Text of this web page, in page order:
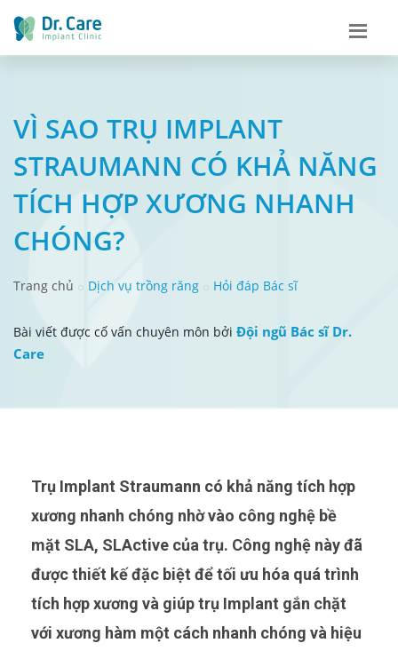
VÌ SAO TRỤ IMPLANT
STRAUMANN CÓ KHẢ NĂNG
TÍCH HỢP XƯƠNG NHANH
CHÓNG?
Trang chủ Dịch vụ trồng răng Hỏi đáp Bác sĩ
Bài viết được cố vấn chuyên môn bởi Đội ngũ Bác sĩ Dr.
Care
Trụ Implant Straumann có khả năng tích hợp
xương nhanh chóng nhờ vào công nghệ bề
mặt SLA, SLActive của trụ. Công nghệ này đã
được thiết kế đặc biệt để tối ưu hóa quá trình
tích hợp xương và giúp trụ Implant gắn chặt
với xương hàm một cách nhanh chóng và hiệu